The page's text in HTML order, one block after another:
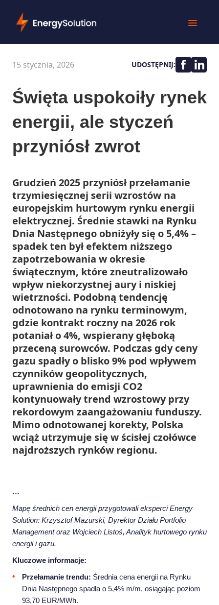
15 stycznia, 2026 UDOSTĘPNIJ:
Święta uspokoiły rynek
energii, ale styczeń
przyniósł zwrot
Grudzień 2025 przyniósł przełamanie
trzymiesięcznej serii wzrostów na
europejskim hurtowym rynku energii
elektrycznej. Średnie stawki na Rynku
Dnia Następnego obniżyły się o 5,4% –
spadek ten był efektem niższego
zapotrzebowania w okresie
świątecznym, które zneutralizowało
wpływ niekorzystnej aury i niskiej
wietrzności. Podobną tendencję
odnotowano na rynku terminowym,
gdzie kontrakt roczny na 2026 rok
potaniał o 4%, wspierany głęboką
przeceną surowców. Podczas gdy ceny
gazu spadły o blisko 9% pod wpływem
czynników geopolitycznych,
uprawnienia do emisji CO2
kontynuowały trend wzrostowy przy
rekordowym zaangażowaniu funduszy.
Mimo odnotowanej korekty, Polska
wciąż utrzymuje się w ścisłej czołówce
najdroższych rynków regionu.
…
Mapę średnich cen energii przygotowali eksperci Energy
Solution: Krzysztof Mazurski, Dyrektor Działu Portfolio
Management oraz Wojciech Listoś, Analityk hurtowego rynku
energii i gazu.
Kluczowe informacje:
Przełamanie trendu: Średnia cena energii na Rynku
Dnia Następnego spadła o 5,4% m/m, osiągając poziom
93,70 EUR/MWh.